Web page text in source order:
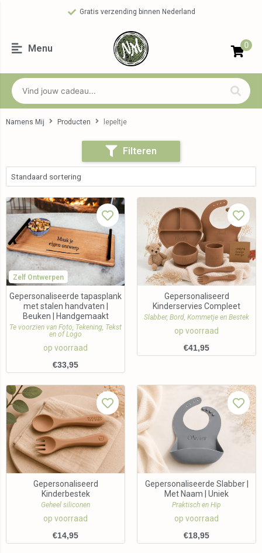
Gratis verzending binnen Nederland
Menu 0
Namens Mij Producten lepeltje
Filteren
Zelf Ontwerpen
Gepersonaliseerde tapasplank
met stalen handvaten |
Beuken | Handgemaakt
Te voorzien van Foto, Tekening, Tekst
en of Logo
op voorraad
€33,95
Gepersonaliseerd
Kinderservies Compleet
Slabber, Bord, Kommetje en Bestek
op voorraad
€41,95
Gepersonaliseerd
Kinderbestek
Geheel siliconen
op voorraad
€14,95
Gepersonaliseerde Slabber |
Met Naam | Uniek
Praktisch en Hip
op voorraad
€18,95